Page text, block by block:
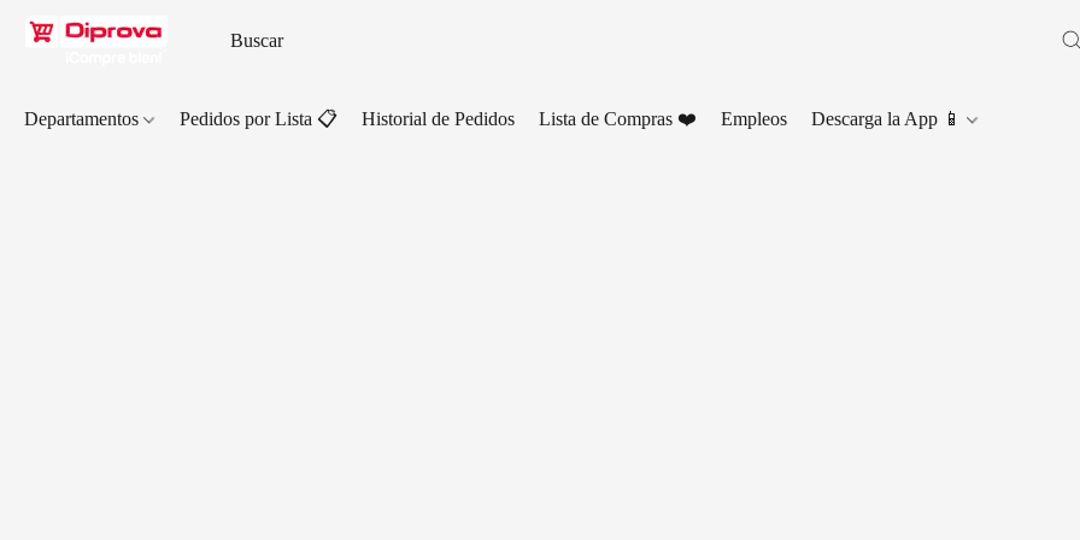
Departamentos Pedidos por Lista 📋 Historial de Pedidos Lista de Compras ❤️ Empleos Descarga la App 📱